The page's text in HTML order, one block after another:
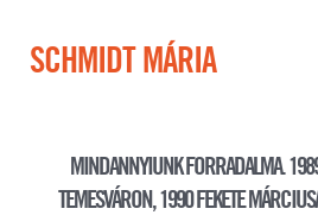
SCHMIDT MÁRIA
MINDANNYIUNK FORRADALMA.
TEMESVÁRON, 1990 FEKETE